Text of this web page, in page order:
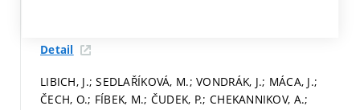
Detail
LIBICH, J.; SEDLAŘÍKOVÁ, M.; VONDRÁK, J.; MÁCA, J.;
ČECH, O.; FÍBEK, M.; ČUDEK, P.; CHEKANNIKOV, A.;